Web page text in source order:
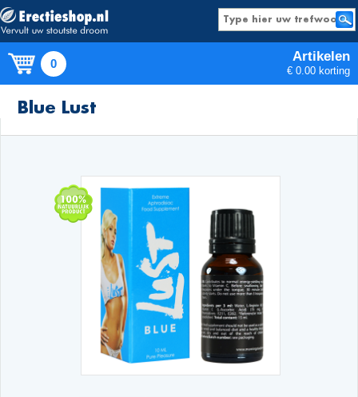
0 Artikelen
€ 0.00 korting
Blue Lust